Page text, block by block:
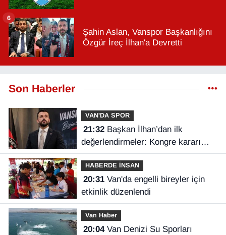
Şahin Aslan, Vanspor Başkanlığını
Özgür İreç İlhan'a Devretti
6
Son Haberler
VAN'DA SPOR
21:32Başkan İlhan’dan ilk
değerlendirmeler: Kongre kararı
Vanspor’u uçuruma sürükleyebilirdi!
HABERDE İNSAN
20:31Van'da engelli bireyler için
etkinlik düzenlendi
Van Haber
20:04Van Denizi Su Sporları